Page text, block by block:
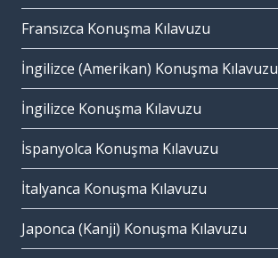
Fransızca Konuşma Kılavuzu
İngilizce (Amerikan) Konuşma Kılavuzu
İngilizce Konuşma Kılavuzu
İspanyolca Konuşma Kılavuzu
İtalyanca Konuşma Kılavuzu
Japonca (Kanji) Konuşma Kılavuzu